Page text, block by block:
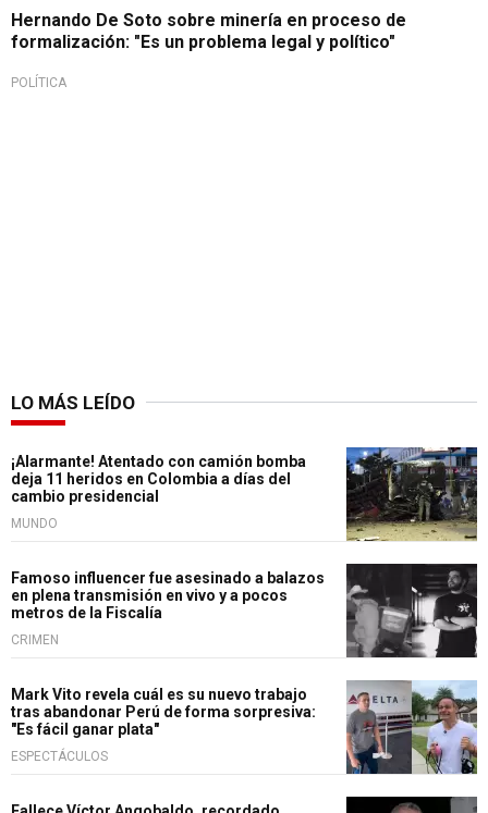
Hernando De Soto sobre minería en proceso de
formalización: "Es un problema legal y político"
POLÍTICA
LO MÁS LEÍDO
¡Alarmante! Atentado con camión bomba
deja 11 heridos en Colombia a días del
cambio presidencial
MUNDO
Famoso influencer fue asesinado a balazos
en plena transmisión en vivo y a pocos
metros de la Fiscalía
CRIMEN
Mark Vito revela cuál es su nuevo trabajo
tras abandonar Perú de forma sorpresiva:
"Es fácil ganar plata"
ESPECTÁCULOS